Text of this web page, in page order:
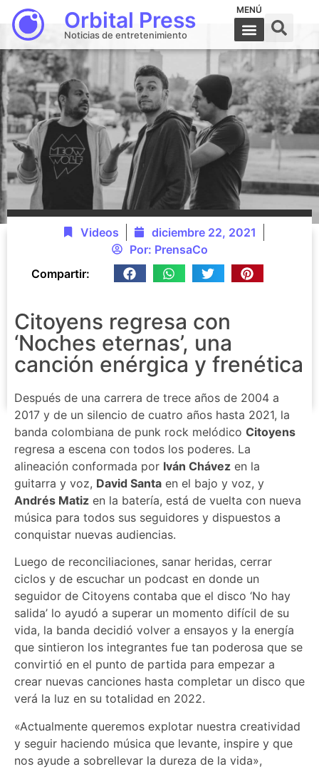
Orbital Press
Noticias de entretenimiento
MENÚ
Videos
diciembre 22, 2021
Por: PrensaCo
Compartir:
Citoyens regresa con
‘Noches eternas’, una
canción enérgica y frenética
Después de una carrera de trece años de 2004 a
2017 y de un silencio de cuatro años hasta 2021, la
banda colombiana de punk rock melódico Citoyens
regresa a escena con todos los poderes. La
alineación conformada por Iván Chávez en la
guitarra y voz, David Santa en el bajo y voz, y
Andrés Matiz en la batería, está de vuelta con nueva
música para todos sus seguidores y dispuestos a
conquistar nuevas audiencias.
Luego de reconciliaciones, sanar heridas, cerrar
ciclos y de escuchar un podcast en donde un
seguidor de Citoyens contaba que el disco ‘No hay
salida’ lo ayudó a superar un momento difícil de su
vida, la banda decidió volver a ensayos y la energía
que sintieron los integrantes fue tan poderosa que se
convirtió en el punto de partida para empezar a
crear nuevas canciones hasta completar un disco que
verá la luz en su totalidad en 2022.
«Actualmente queremos explotar nuestra creatividad
y seguir haciendo música que levante, inspire y que
nos ayude a sobrellevar la dureza de la vida»,